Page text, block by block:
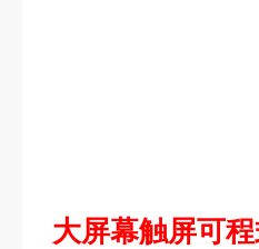
大屏幕触屏可